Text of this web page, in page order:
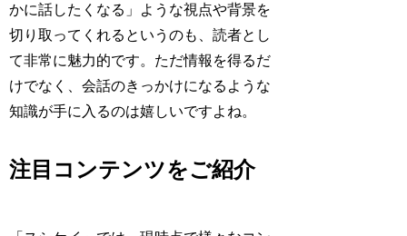
かに話したくなる」ような視点や背景を
切り取ってくれるというのも、読者とし
て非常に魅力的です。ただ情報を得るだ
けでなく、会話のきっかけになるような
知識が手に入るのは嬉しいですよね。
注目コンテンツをご紹介